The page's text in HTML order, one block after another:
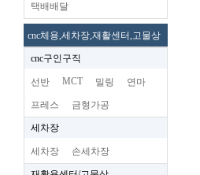
택배배달
cnc체용,세차장,재활센터,고물상
cnc구인구직
선반 MCT 밀링 연마
프레스 금형가공
세차장
세차장 손세차장